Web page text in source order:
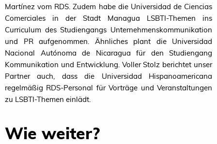
Martínez vom RDS. Zudem habe die Universidad de Ciencias
Comerciales in der Stadt Managua LSBTI-Themen ins
Curriculum des Studiengangs Unternehmenskommunikation
und PRaufgenommen. Ähnliches plant die Universidad
Nacional Autónoma de Nicaragua für den Studiengang
Kommunikation und Entwicklung. Voller Stolz berichtet unser
Partner auch, dass die Universidad Hispanoamericana
regelmäßig RDS-Personal für Vorträge und Veranstaltungen
zu LSBTI-Themen einlädt.
Wie weiter?